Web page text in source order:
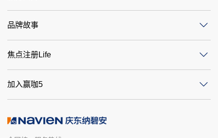
品牌故事
焦点注册Life
加入赢咖5